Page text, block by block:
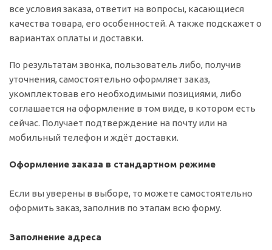
все условия заказа, ответит на вопросы, касающиеся
качества товара, его особенностей. А также подскажет о
вариантах оплаты и доставки.
По результатам звонка, пользователь либо, получив
уточнения, самостоятельно оформляет заказ,
укомплектовав его необходимыми позициями, либо
соглашается на оформление в том виде, в котором есть
сейчас. Получает подтверждение на почту или на
мобильный телефон и ждёт доставки.
Оформление заказа в стандартном режиме
Если вы уверены в выборе, то можете самостоятельно
оформить заказ, заполнив по этапам всю форму.
Заполнение адреса